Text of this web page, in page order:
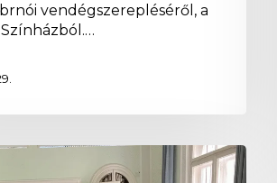
vendégszerepléséről, a